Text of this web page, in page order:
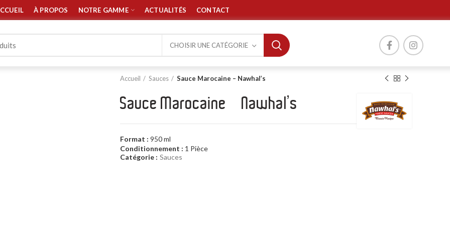
À PROPOS NOTRE GAMME ACTUALITÉS CONTACT
CHOISIR UNE CATÉGORIE
Accueil Sauces Sauce Marocaine – Nawhal’s
Sauce Marocaine – Nawhal’s
Format : 950 ml
Conditionnement : 1 Pièce
Catégorie : Sauces